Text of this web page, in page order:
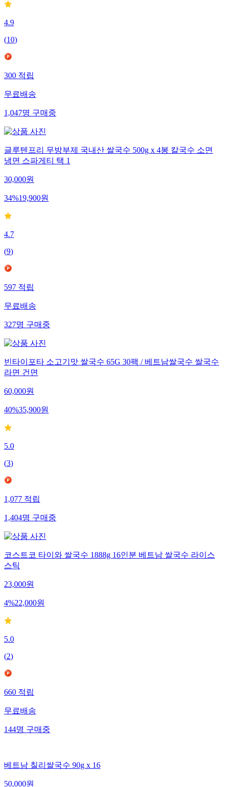
4.9
(10)
300적립
무료배송
1,047명구매중
글루텐프리 무방부제 국내산 쌀국수 500g x 4봉 칼국수 소면
냉면 스파게티 택 1
30,000원
34%19,900원
4.7
(9)
597적립
무료배송
327명구매중
빈타이포타 소고기맛 쌀국수 65G 30팩 / 베트남쌀국수 쌀국수
라면 건면
60,000원
40%35,900원
5.0
(3)
1,077적립
1,404명구매중
코스트코 타이와 쌀국수 1888g 16인분 베트남 쌀국수 라이스
스틱
23,000원
4%22,000원
5.0
(2)
660적립
무료배송
144명구매중
베트남 칠리쌀국수 90g x 16